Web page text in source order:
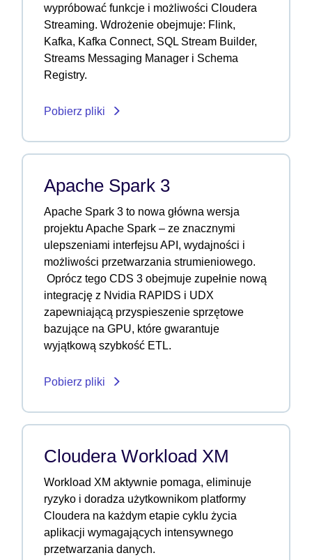
wypróbować funkcje i możliwości Cloudera
Streaming. Wdrożenie obejmuje: Flink,
Kafka, Kafka Connect, SQL Stream Builder,
Streams Messaging Manager i Schema
Registry.
Pobierz pliki
Apache Spark 3
Apache Spark 3 to nowa główna wersja
projektu Apache Spark – ze znacznymi
ulepszeniami interfejsu API, wydajności i
możliwości przetwarzania strumieniowego.
Oprócz tego CDS 3 obejmuje zupełnie nową
integrację z Nvidia RAPIDS i UDX
zapewniającą przyspieszenie sprzętowe
bazujące na GPU, które gwarantuje
wyjątkową szybkość ETL.
Pobierz pliki
Cloudera Workload XM
Workload XM aktywnie pomaga, eliminuje
ryzyko i doradza użytkownikom platformy
Cloudera na każdym etapie cyklu życia
aplikacji wymagających intensywnego
przetwarzania danych.